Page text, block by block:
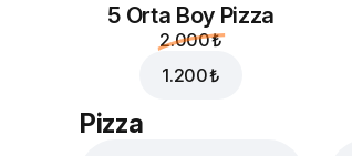
5 Orta Boy Pizza
2.000 ₺
1.200 ₺
Pizza